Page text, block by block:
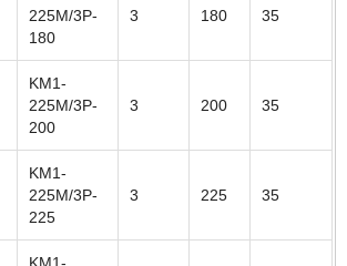
225M/3P-
180
3 180 35
KM1-
225M/3P-
200
3 200 35
KM1-
225M/3P-
225
3 225 35
KM1-